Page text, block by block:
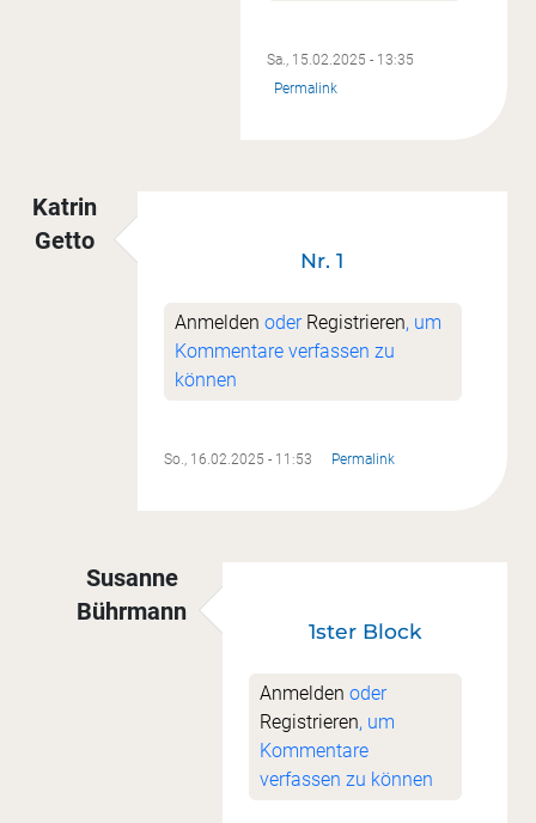
Sa., 15.02.2025 - 13:35
Permalink
Katrin
Getto
Nr. 1
Anmelden oder Registrieren, um
Kommentare verfassen zu
können
So., 16.02.2025 - 11:53 Permalink
Susanne
Bührmann
Katrin Getto
1ster Block
Anmelden oder
Registrieren, um
Kommentare
verfassen zu können